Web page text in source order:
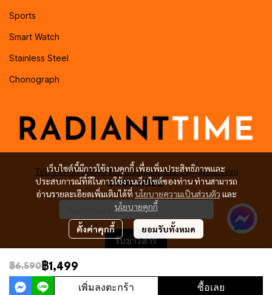
฿6,590 ฿1,499
เพิ่มลงตะกร้า ซื้อเลย
เว็บไซต์นี้มีการใช้งานคุกกี้ เพื่อเพิ่มประสิทธิภาพและ
ประสบการณ์ที่ดีในการใช้งานเว็บไซต์ของท่าน ท่านสามารถ
อ่านรายละเอียดเพิ่มเติมได้ที่ นโยบายความเป็นส่วนตัว และ
นโยบายคุกกี้
ตั้งค่าคุกกี้ ยอมรับทั้งหมด
Sports
Smart Watch
Stainless Steel
Chonograph
Tel: 099-505-0666 Email:radiant.time.cs@gmail.com
SUBSCRIBE
รับข่าวสาร